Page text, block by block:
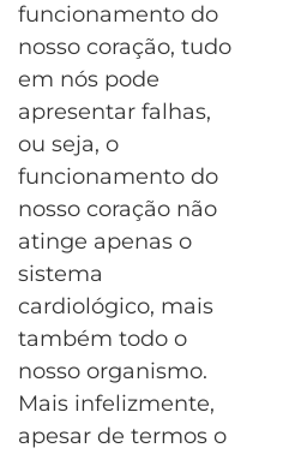
funcionamento do
nosso coração, tudo
em nós pode
apresentar falhas,
ou seja, o
funcionamento do
nosso coração não
atinge apenas o
sistema
cardiológico, mais
também todo o
nosso organismo.
Mais infelizmente,
apesar de termos o